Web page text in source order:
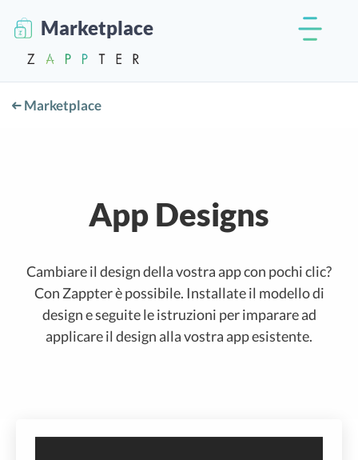
Marketplace
Marketplace
App Designs
Cambiare il design della vostra app con pochi clic?
Con Zappter è possibile. Installate il modello di
design e seguite le istruzioni per imparare ad
applicare il design alla vostra app esistente.